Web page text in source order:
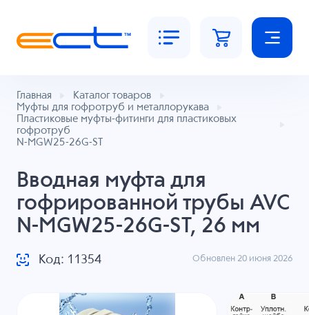
Главная
Каталог товаров
Муфты для гофротруб и металлорукава
Пластиковые муфты-фитинги для пластиковых
гофротруб
N-MGW25-26G-ST
Вводная муфта для
гофрированной трубы AVC
N-MGW25-26G-ST, 26 мм
Код: 11354 Обновлен 20 июня 2026